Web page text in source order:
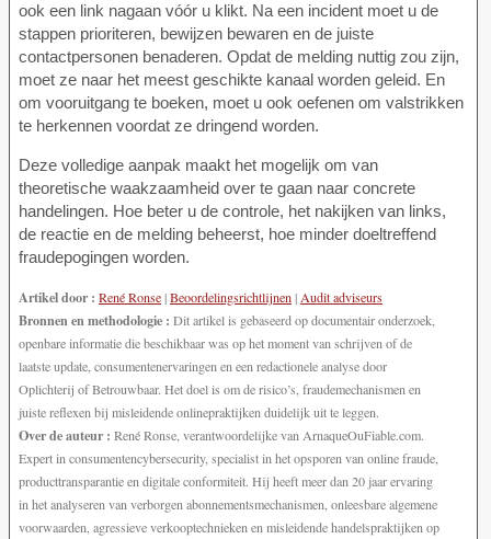
ook een link nagaan vóór u klikt. Na een incident moet u de
stappen prioriteren, bewijzen bewaren en de juiste
contactpersonen benaderen. Opdat de melding nuttig zou zijn,
moet ze naar het meest geschikte kanaal worden geleid. En
om vooruitgang te boeken, moet u ook oefenen om valstrikken
te herkennen voordat ze dringend worden.
Deze volledige aanpak maakt het mogelijk om van
theoretische waakzaamheid over te gaan naar concrete
handelingen. Hoe beter u de controle, het nakijken van links,
de reactie en de melding beheerst, hoe minder doeltreffend
fraudepogingen worden.
Artikel door : René Ronse|Beoordelingsrichtlijnen| Audit adviseurs
Bronnen en methodologie : Dit artikel is gebaseerd op documentair onderzoek,
openbare informatie die beschikbaar was op het moment van schrijven of de
laatste update, consumentenervaringen en een redactionele analyse door
Oplichterij of Betrouwbaar. Het doel is om de risico’s, fraudemechanismen en
juiste reflexen bij misleidende onlinepraktijken duidelijk uit te leggen.
Over de auteur : René Ronse, verantwoordelijke van ArnaqueOuFiable.com.
Expert in consumentencybersecurity, specialist in het opsporen van online fraude,
producttransparantie en digitale conformiteit. Hij heeft meer dan 20 jaar ervaring
in het analyseren van verborgen abonnementsmechanismen, onleesbare algemene
voorwaarden, agressieve verkooptechnieken en misleidende handelspraktijken op